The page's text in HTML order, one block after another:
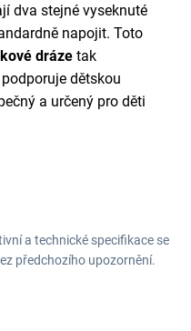
dva stejné vyseknuté
napojit. Toto
dráze tak
dětskou
a určený pro děti
a technické specifikace se
předchozího upozornění.